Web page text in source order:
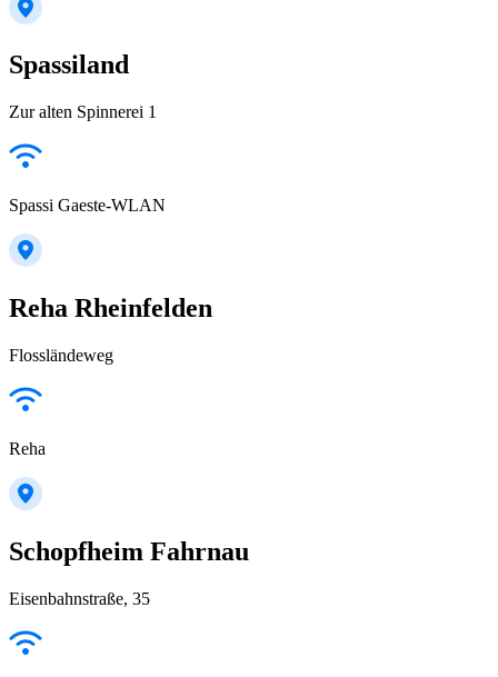
Spassiland
Zur alten Spinnerei 1
Spassi Gaeste-WLAN
Reha Rheinfelden
Flossländeweg
Reha
Schopfheim Fahrnau
Eisenbahnstraße, 35